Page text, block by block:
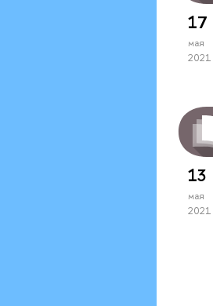
17
мая
2021
13
мая
2021